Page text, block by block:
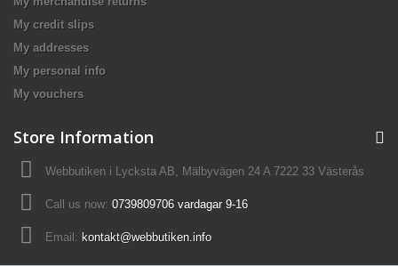
My credit slips
My addresses
My personal info
My vouchers
Store Information
Webbutiken i Lycksta AB, Mälbyvägen 24 A 7222 33 Västerås
Call us now: 0739809706 vardagar 9-16
Email: kontakt@webbutiken.info